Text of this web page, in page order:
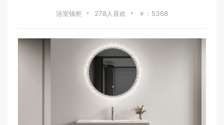
浴室镜柜 278人喜欢 ￥：5368